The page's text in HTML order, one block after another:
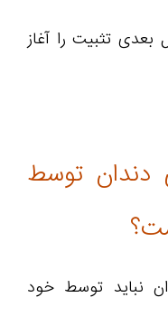
بعدی تثبیت را آغاز
دندان توسط
نباید توسط خود